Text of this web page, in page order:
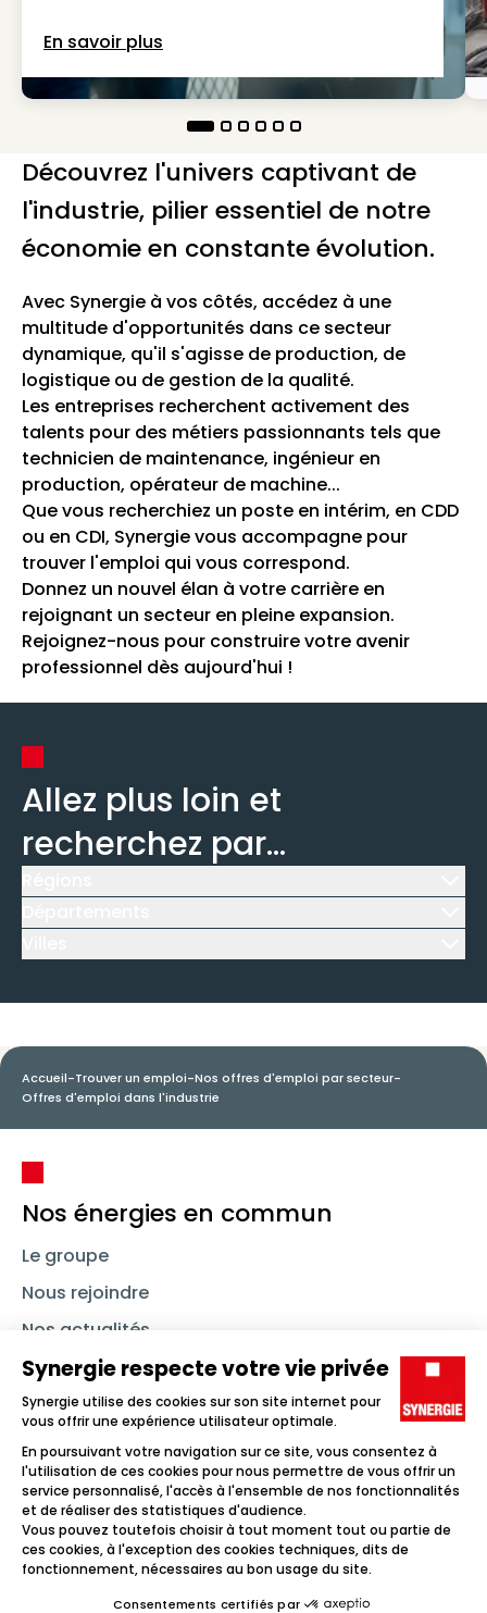
En savoir plus
Découvrez l'univers captivant de
l'industrie, pilier essentiel de notre
économie en constante évolution.
Avec Synergie à vos côtés, accédez à une
multitude d'opportunités dans ce secteur
dynamique, qu'il s'agisse de production, de
logistique ou de gestion de la qualité.
Les entreprises recherchent activement des
talents pour des métiers passionnants tels que
technicien de maintenance, ingénieur en
production, opérateur de machine...
Que vous recherchiez un poste en intérim, en CDD
ou en CDI, Synergie vous accompagne pour
trouver l'emploi qui vous correspond.
Donnez un nouvel élan à votre carrière en
rejoignant un secteur en pleine expansion.
Rejoignez-nous pour construire votre avenir
professionnel dès aujourd'hui !
Allez plus loin et
recherchez par...
Accueil-Trouver un emploi-Nos offres d'emploi par secteur-
Offres d'emploi dans l'industrie
Nos énergies en commun
Le groupe
Nous rejoindre
Nos actualités
Nous contacter
Linkedin SynergieInstagramTikTok Youtube
Trouver un emploi
Icône d'illustration
Candidats
Icône d'illustration
Icône d'illustration